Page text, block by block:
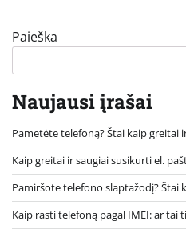
Paieška
Naujausi įrašai
Pametėte telefoną? Štai kaip greitai
Kaip greitai ir saugiai susikurti el.
Pamiršote telefono slaptažodį? Štai
Kaip rasti telefoną pagal IMEI: ar tai